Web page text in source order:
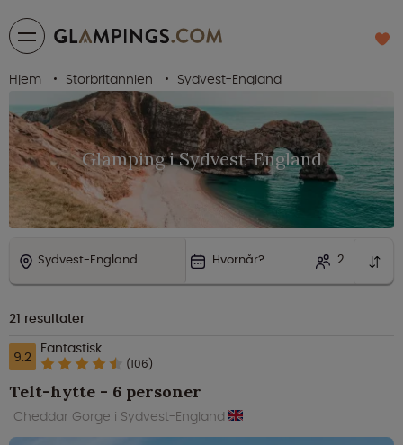
Hjem Storbritannien Sydvest-England
Glamping i Sydvest-England
Sydvest-England Hvornår? 2
21 resultater
9.2 Fantastisk
(106)
Telt-hytte - 6 personer
Cheddar Gorge i Sydvest-England